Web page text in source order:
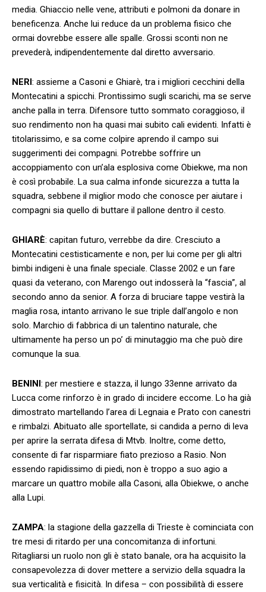
media. Ghiaccio nelle vene, attributi e polmoni da donare in
beneficenza. Anche lui reduce da un problema fisico che
ormai dovrebbe essere alle spalle. Grossi sconti non ne
prevederà, indipendentemente dal diretto avversario.
NERI: assieme a Casoni e Ghiarè, tra i migliori cecchini della
Montecatini a spicchi. Prontissimo sugli scarichi, ma se serve
anche palla in terra. Difensore tutto sommato coraggioso, il
suo rendimento non ha quasi mai subito cali evidenti. Infatti è
titolarissimo, e sa come colpire aprendo il campo sui
suggerimenti dei compagni. Potrebbe soffrire un
accoppiamento con un’ala esplosiva come Obiekwe, ma non
è così probabile. La sua calma infonde sicurezza a tutta la
squadra, sebbene il miglior modo che conosce per aiutare i
compagni sia quello di buttare il pallone dentro il cesto.
GHIARÈ: capitan futuro, verrebbe da dire. Cresciuto a
Montecatini cestisticamente e non, per lui come per gli altri
bimbi indigeni è una finale speciale. Classe 2002 e un fare
quasi da veterano, con Marengo out indosserà la “fascia”, al
secondo anno da senior. A forza di bruciare tappe vestirà la
maglia rosa, intanto arrivano le sue triple dall’angolo e non
solo. Marchio di fabbrica di un talentino naturale, che
ultimamente ha perso un po’ di minutaggio ma che può dire
comunque la sua.
BENINI: per mestiere e stazza, il lungo 33enne arrivato da
Lucca come rinforzo è in grado di incidere eccome. Lo ha già
dimostrato martellando l’area di Legnaia e Prato con canestri
e rimbalzi. Abituato alle sportellate, si candida a perno di leva
per aprire la serrata difesa di Mtvb. Inoltre, come detto,
consente di far risparmiare fiato prezioso a Rasio. Non
essendo rapidissimo di piedi, non è troppo a suo agio a
marcare un quattro mobile alla Casoni, alla Obiekwe, o anche
alla Lupi.
ZAMPA: la stagione della gazzella di Trieste è cominciata con
tre mesi di ritardo per una concomitanza di infortuni.
Ritagliarsi un ruolo non gli è stato banale, ora ha acquisito la
consapevolezza di dover mettere a servizio della squadra la
sua verticalità e fisicità. In difesa – con possibilità di essere